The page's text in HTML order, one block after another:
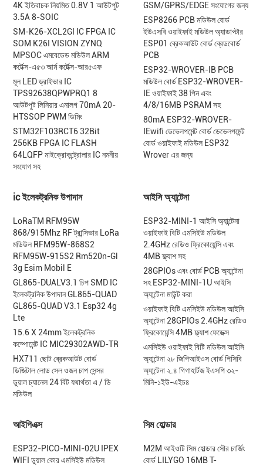
4K ইতিবাচক নিয়মিত 0.8V 1 আউটপুট
3.5A 8-SOIC
SM-K26-XCL2GI IC FPGA IC
SOM K26I VISION ZYNQ
MPSOC এমবেডেড মডিউল ARM
কর্টেক্স-এ৫৩ আর্ম কর্টেক্স-আর৫এফ
মূল LED ড্রাইভার IC
TPS92638QPWPRQ1 8
আউটপুট লিনিয়ার এনালগ 70mA 20-
HTSSOP PWM ডিমিং
STM32F103RCT6 32Bit
256KB FPGA IC FLASH
64LQFP মাইক্রোকন্ট্রোলার IC নমনীয়
সংযোগ সহ
GSM/GPRS/EDGE সংযোগের জন্য
ESP8266 PCB মডিউল বোর্ড
ইউএসবি ওয়াইফাই মডিউল অ্যাডাপ্টার
ESP01 ব্রেকআউট বোর্ড ব্রেডবোর্ড
PCB
ESP32-WROVER-IB PCB
মডিউল বোর্ড ESP32-WROVER-
IE ওয়াইফাই 38 পিন এবং
4/8/16MB PSRAM সহ
80mA ESP32-WROVER-
IEwifi ডেভেলপমেন্ট বোর্ড ডেভেলপমেন্ট
বোর্ড ওয়াইফাই মডিউল ESP32
Wrover এর জন্য
ic ইলেকট্রনিক উপাদান
LoRaTM RFM95W
868/915Mhz RF ট্রান্সিভার LoRa
মডিউল RFM95W-868S2
RFM95W-915S2 Rm520n-Gl
3g Esim Mobil E
GL865-DUALV3.1 চিপ SMD IC
ইলেকট্রনিক উপাদান GL865-QUAD
GL865-QUAD V3.1 Esp32 4g
Lte
15.6 X 24mm ইলেকট্রনিক
কম্পোনেন্ট IC MIC29302AWD-TR
HX711 ছোট ব্রেকআউট বোর্ড
ডিজিটাল লোড সেল ওজন চাপ সেন্সর
ডুয়াল চ্যানেল 24 বিট যথার্থতা এ / ডি
মডিউল
আইসি অ্যান্টেনা
ESP32-MINI-1 আইসি অ্যান্টেনা
ওয়াইফাই বিটি এমসিইউ মডিউল
2.4GHz রেডিও ফ্রিকোয়েন্সি এবং
4MB ফ্ল্যাশ সহ
28GPIOs এবং বোর্ড PCB অ্যান্টেনা
সহ ESP32-MINI-1U আইসি
অ্যান্টেনা মাউন্ট করা
ওয়াইফাই বিটি এমসিইউ মডিউল আইসি
অ্যান্টেনা 28GPIOs 2.4GHz রেডিও
ফ্রিকোয়েন্সি 4MB ফ্ল্যাশ ফেডেক্স
এমসিইউ ওয়াইফাই বিটি মডিউল আইসি
অ্যান্টেনা ২৮ জিপিআইওস বোর্ড পিসিবি
অ্যান্টেনা ২.৪ গিগাহার্টজ ইএসপি ৩২-
মিনি-১ইউ-এইচ৪
আইপিএক্স
ESP32-PICO-MINI-02U IPEX
WIFI ডুয়াল কোর এমসিইউ মডিউল
সিম হোল্ডার
M2M আইওটি সিম হোল্ডার সৌর চার্জিং
বোর্ড LILYGO 16MB T-